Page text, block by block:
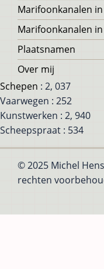
Marifoonkanalen
Marifoonkanalen
Plaatsnamen
Over mij
Schepen : 2, 037
Vaarwegen : 252
Kunstwerken : 2, 940
Scheepspraat : 534
© 2025 Michel
rechten